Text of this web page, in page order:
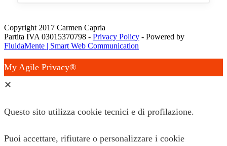
Copyright 2017 Carmen Capria
Partita IVA 03015370798 - Privacy Policy - Powered by
FluidaMente | Smart Web Communication
My Agile Privacy®
✕
Questo sito utilizza cookie tecnici e di profilazione.
Puoi accettare, rifiutare o personalizzare i cookie